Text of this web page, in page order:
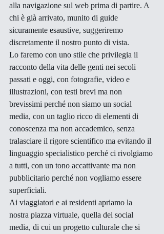
alla navigazione sul web prima di partire. A
chi è già arrivato, munito di guide
sicuramente esaustive, suggeriremo
discretamente il nostro punto di vista.
Lo faremo con uno stile che privilegia il
racconto della vita delle genti nei secoli
passati e oggi, con fotografie, video e
illustrazioni, con testi brevi ma non
brevissimi perché non siamo un social
media, con un taglio ricco di elementi di
conoscenza ma non accademico, senza
tralasciare il rigore scientifico ma evitando il
linguaggio specialistico perché ci rivolgiamo
a tutti, con un tono accattivante ma non
pubblicitario perché non vogliamo essere
superficiali.
Ai viaggiatori e ai residenti apriamo la
nostra piazza virtuale, quella dei social
media, di cui un progetto culturale che si